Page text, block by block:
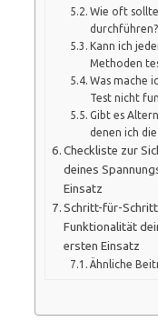
Wie oft
durchführen?
Kann ich
Methoden
Was mache
Test nicht
Gibt es
denen ich
Checkliste zur
deines
Einsatz
Schritt-für-
Funktionalität
ersten Einsatz
Ähnliche